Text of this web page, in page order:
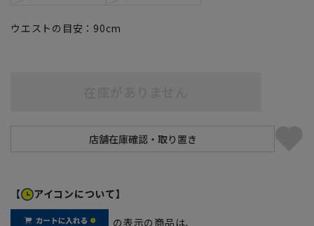
ウエストの目安： 90cm
【 アイコンについて】
の表示の商品は、